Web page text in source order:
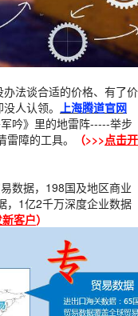
法谈合适的价格、有了价
人认领。 上海腾道官网
吟》里的地雷阵-----举步
障的工具。 （>>>点击开
数据，198国及地区商业
，1亿2千万深度企业数据
客户）